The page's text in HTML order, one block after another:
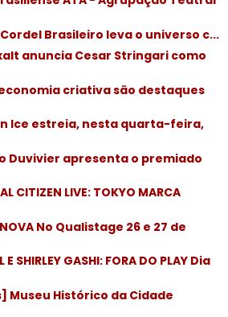
Brasileiro leva o universo c...
anuncia Cesar Stringari como
criativa são destaques
Ice estreia, nesta quarta-feira,
Duvivier apresenta o premiado
CITIZEN LIVE: TOKYO MARCA
No Qualistage 26 e 27 de
SHIRLEY GASHI: FORA DO PLAY Dia
Museu Histórico da Cidade